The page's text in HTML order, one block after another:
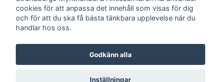
Sociala medier
© 2026 Strandbergs Mynthandel & Aktiesamlaren AB
cookies för att anpassa det innehåll som visas för dig
och för att du ska få bästa tänkbara upplevelse när du
handlar hos oss.
Godkänn alla
Inställningar